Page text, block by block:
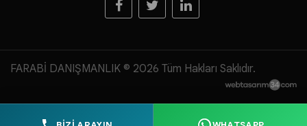
FARABİ DANIŞMANLIK © 2026 Tüm Hakları Saklıdır.